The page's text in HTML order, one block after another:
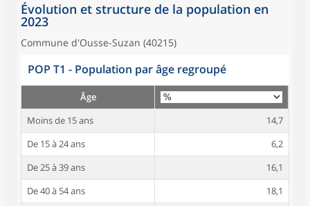
Évolution et structure de la population en
2023
Commune d'Ousse-Suzan (40215)
POP T1 - Population par âge regroupé
Âge
Moins de 15 ans
14,7
De 15 à 24 ans
6,2
De 25 à 39 ans
16,1
De 40 à 54 ans
18,1